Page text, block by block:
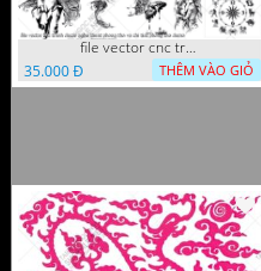
file vector cnc tranh decor nghe thuat phong tho va chi tiet phong tho
35.000 Đ
THÊM VÀO GIỎ